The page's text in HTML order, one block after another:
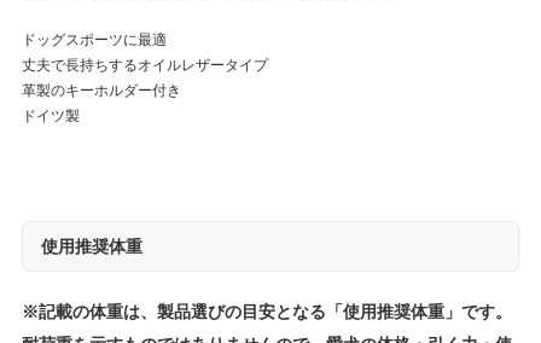
ドッグスポーツに最適
丈夫で長持ちするオイルレザータイプ
革製のキーホルダー付き
ドイツ製
使用推奨体重
※記載の体重は、製品選びの目安となる「使用推奨体重」です。